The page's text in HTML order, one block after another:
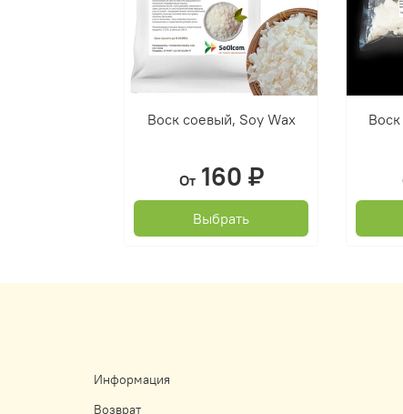
Воск соевый, Soy Wax
От160 ₽
Выбрать
Информация
Возврат